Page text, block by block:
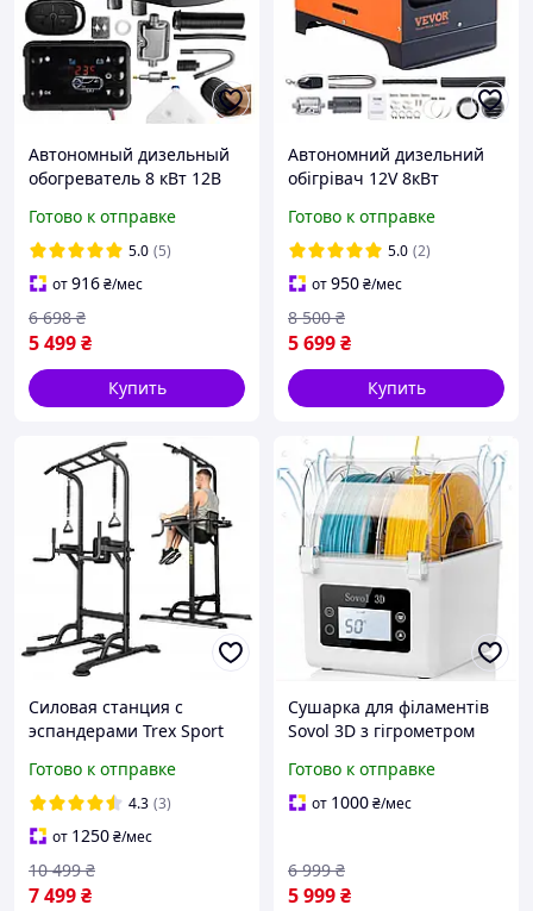
Автономный дизельный
обогреватель 8 кВт 12В
WEBASTO
Готово к отправке
5.0 (5)
от916₴/мес
5 499₴
6 698 ₴
Купить
Автономний дизельний
обігрівач 12V 8кВт
WEBASTO
Готово к отправке
5.0 (2)
от950₴/мес
5 699₴
8 500 ₴
Купить
Силовая станция с
эспандерами Trex Sport
Регулируемая штанга до
150 кг
Готово к отправке
4.3 (3)
от 1250₴/мес
7 499₴
10 499 ₴
Сушарка для філаментів
Sovol 3D з гігрометром
Готово к отправке
от 1000₴/мес
5 999₴
6 999 ₴